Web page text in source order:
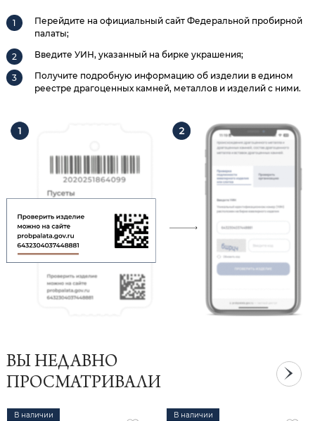
Перейдите на официальный сайт Федеральной пробирной
палаты;
Введите УИН, указанный на бирке украшения;
Получите подробную информацию об изделии в едином
реестре драгоценных камней, металлов и изделий с ними.
ВЫ НЕДАВНО
ПРОСМАТРИВАЛИ
В наличии В наличии